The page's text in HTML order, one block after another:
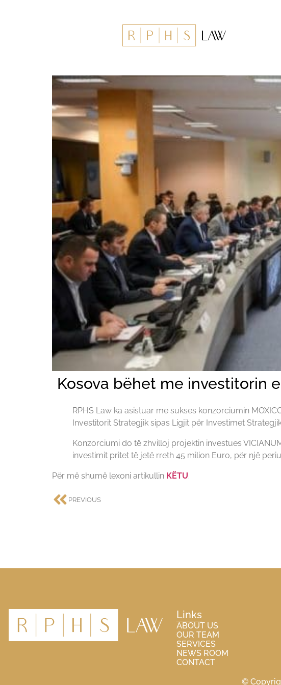
Kosova bëhet me investitorin
RPHS Law ka asistuar me sukses konzorciumin
Investitorit Strategjik sipas Ligjit për Investimet
Konzorciumi do të zhvilloj projektin investues
investimit pritet të jetë rreth 45 milion Euro, për një
Për më shumë lexoni artikullin KËTU.
PREVIOUS
Links
ABOUT US
OUR TEAM
SERVICES
NEWS ROOM
CONTACT
©